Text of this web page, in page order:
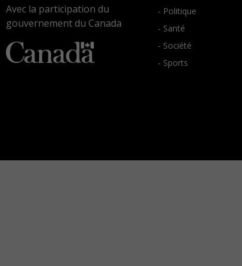
Avec la participation du
gouvernement du Canada
- Politique
- Santé
- Société
- Sports